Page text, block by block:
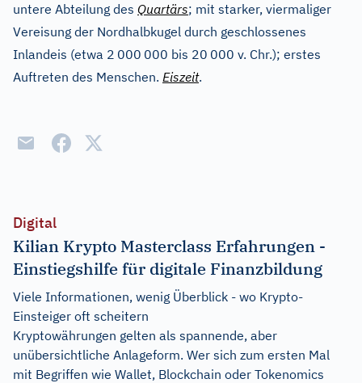
untere Abteilung des Quartärs; mit starker, viermaliger
Vereisung der Nordhalbkugel durch geschlossenes
Inlandeis (etwa 2 000 000 bis 20 000 v. Chr.); erstes
Auftreten des Menschen. Eiszeit.
Digital
Kilian Krypto Masterclass Erfahrungen -
Einstiegshilfe für digitale Finanzbildung
Viele Informationen, wenig Überblick - wo Krypto-
Einsteiger oft scheitern
Kryptowährungen gelten als spannende, aber
unübersichtliche Anlageform. Wer sich zum ersten Mal
mit Begriffen wie Wallet, Blockchain oder Tokenomics